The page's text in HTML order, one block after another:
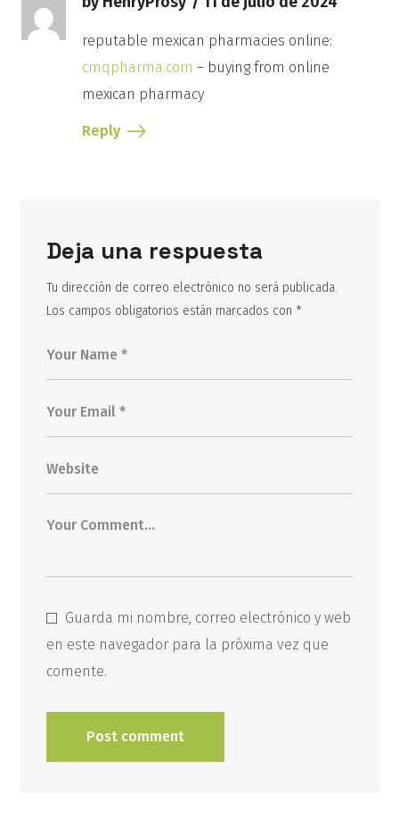
reputable mexican pharmacies online:
cmqpharma.com – buying from online
mexican pharmacy
Reply
Deja una respuesta
Tu dirección de correo electrónico no será publicada.
Los campos obligatorios están marcados con *
Guarda mi nombre, correo electrónico y web
en este navegador para la próxima vez que
comente.